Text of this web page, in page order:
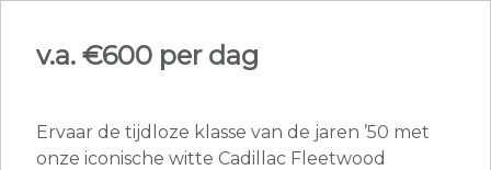
v.a. €600 per dag
Ervaar de tijdloze klasse van de jaren ’50 met
onze iconische witte Cadillac Fleetwood